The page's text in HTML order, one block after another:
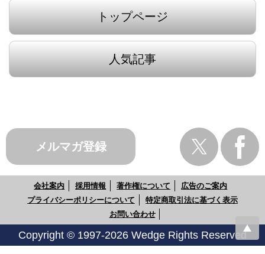
トップページ
人気記事
メルマガ登録
会社案内 採用情報 著作権について
広告のご案内
プライバシーポリシーについて
特定商取引法に基づく表示
お問い合わせ
Copyright © 1997-2026 Wedge Rights Reserved